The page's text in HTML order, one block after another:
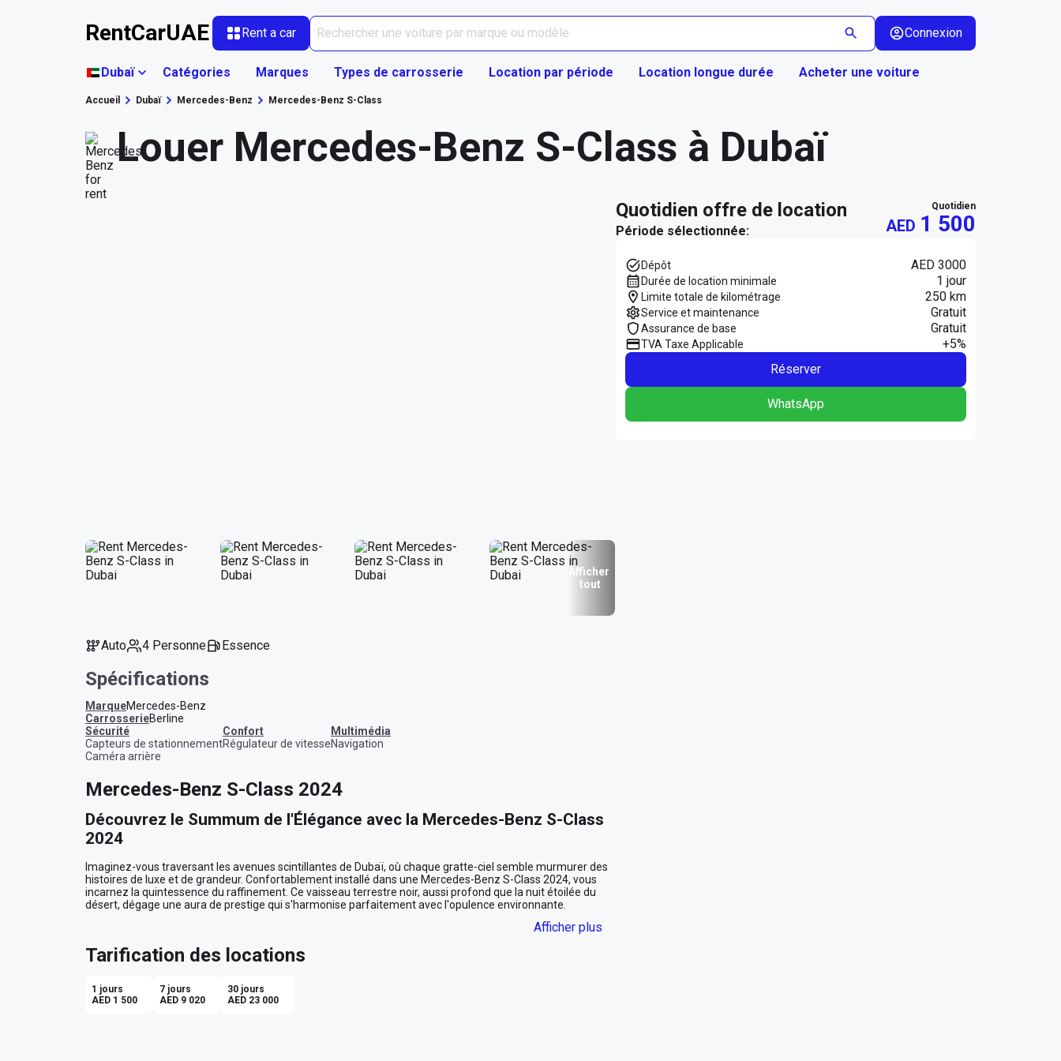
RentCarUAE Rent a car Connexion
Dubaï Catégories Marques Types de carrosserie Location par période Location longue durée Acheter une voiture
Accueil Dubaï Mercedes-Benz Mercedes-Benz S-Class
Louer Mercedes-Benz S-Class à Dubaï
Afficher
tout
Auto 4 Personne Essence
Spécifications
MarqueMercedes-Benz
CarrosserieBerline
sécurité
Capteurs de stationnement
Caméra arrière
confort
Régulateur de vitesse
multimédia
Navigation
Mercedes-Benz S-Class 2024
Découvrez le Summum de l'Élégance avec la Mercedes-Benz S-Class
2024
Imaginez-vous traversant les avenues scintillantes de Dubaï, où chaque gratte-ciel semble murmurer des
histoires de luxe et de grandeur. Confortablement installé dans une Mercedes-Benz S-Class 2024, vous
incarnez la quintessence du raffinement. Ce vaisseau terrestre noir, aussi profond que la nuit étoilée du
désert, dégage une aura de prestige qui s'harmonise parfaitement avec l'opulence environnante.
À l'intérieur, l'habitacle beige de la S-Class vous accueille avec une chaleur sophistiquée. Les sièges en cuir
expérience sensorielle inoubliable. Que vous soyez en route pour une réunion importante à Downtown
Dubai ou que vous profitiez d'une soirée sur la corniche d'Abu Dhabi, chaque détail de cette voiture est
Afficher plus
Tarification des locations
1 jours
AED 1 500
7 jours
AED 9 020
30 jours
AED 23 000
quotidien offre de location
Période sélectionnée:
quotidien
AED 1 500
Dépôt AED 3000
Durée de location minimale 1 jour
Limite totale de kilométrage 250 km
Service et maintenance Gratuit
Assurance de base Gratuit
TVA Taxe Applicable
+5%
Réserver
WhatsApp